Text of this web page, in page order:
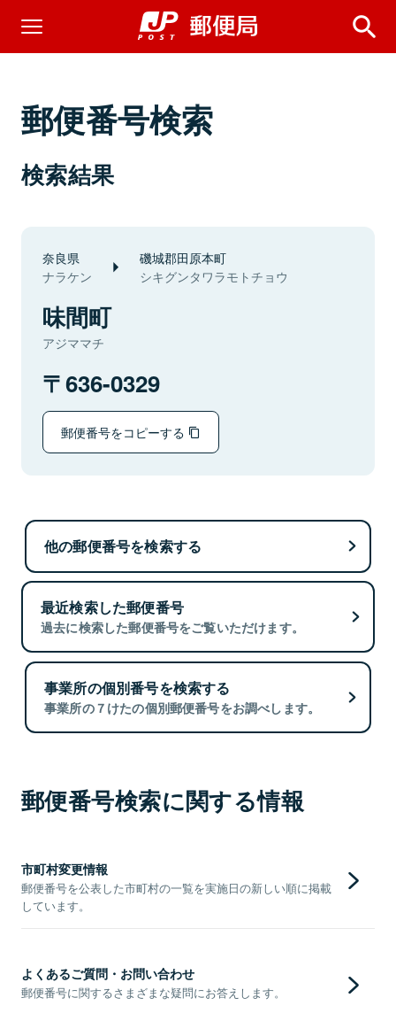
郵便番号検索
検索結果
奈良県
ナラケン
磯城郡田原本町
シキグンタワラモトチョウ
味間町
アジママチ
636-0329
郵便番号をコピーする
他の郵便番号を検索する
最近検索した郵便番号
過去に検索した郵便番号をご覧いただけます。
事業所の個別番号を検索する
事業所の７けたの個別郵便番号をお調べします。
郵便番号検索に関する情報
市町村変更情報
郵便番号を公表した市町村の一覧を実施日の新しい順に掲載
しています。
よくあるご質問・お問い合わせ
郵便番号に関するさまざまな疑問にお答えします。